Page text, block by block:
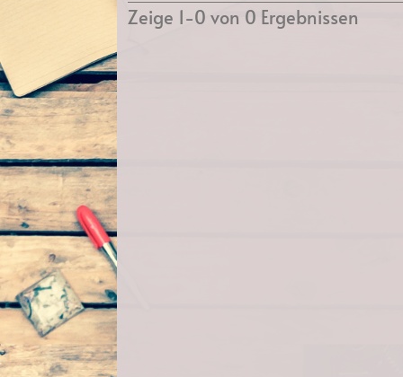
Zeige 1-0 von 0 Ergebnissen